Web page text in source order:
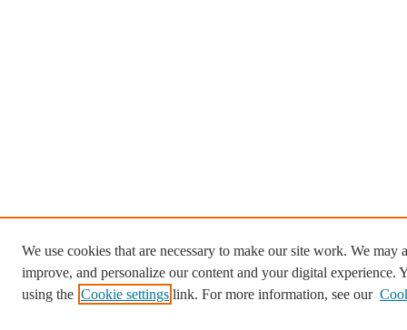
We use cookies that are necessary to make our site work. We may
improve, and personalize our content and your digital experience.
using the Cookie settings link. For more information, see our